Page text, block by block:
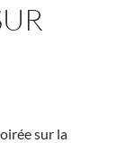
sur la